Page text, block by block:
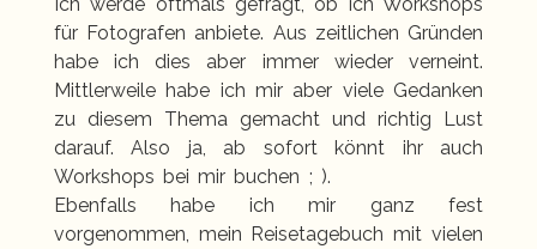
für Fotografen anbiete. Aus zeitlichen Gründen
habe ich dies aber immer wieder verneint.
Mittlerweile habe ich mir aber viele Gedanken
zu diesem Thema gemacht und richtig Lust
darauf. Also ja, ab sofort könnt ihr auch
Workshops bei mir buchen ; ).
Ebenfalls habe ich mir ganz fest
vorgenommen, mein Reisetagebuch mit vielen